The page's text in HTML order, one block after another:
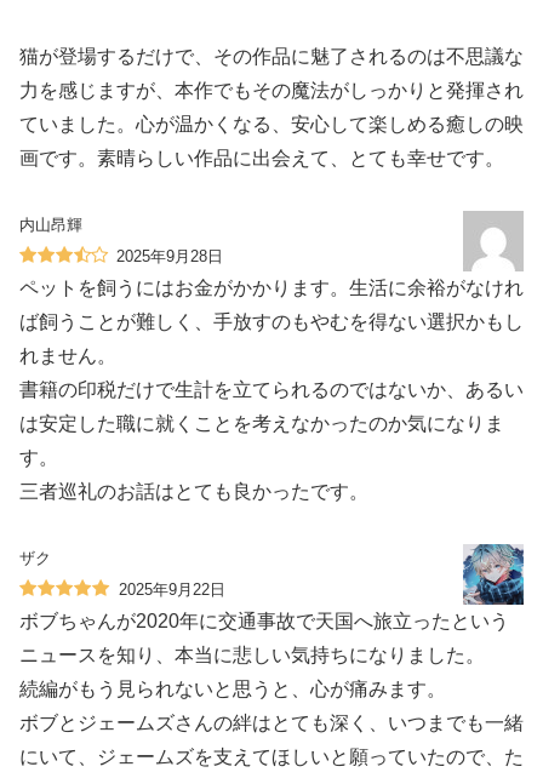
猫が登場するだけで、その作品に魅了されるのは不思議な
力を感じますが、本作でもその魔法がしっかりと発揮され
ていました。心が温かくなる、安心して楽しめる癒しの映
画です。素晴らしい作品に出会えて、とても幸せです。
内山昂輝
2025年9月28日
ペットを飼うにはお金がかかります。生活に余裕がなけれ
ば飼うことが難しく、手放すのもやむを得ない選択かもし
れません。
書籍の印税だけで生計を立てられるのではないか、あるい
は安定した職に就くことを考えなかったのか気になりま
す。
三者巡礼のお話はとても良かったです。
ザク
2025年9月22日
ボブちゃんが2020年に交通事故で天国へ旅立ったという
ニュースを知り、本当に悲しい気持ちになりました。
続編がもう見られないと思うと、心が痛みます。
ボブとジェームズさんの絆はとても深く、いつまでも一緒
にいて、ジェームズを支えてほしいと願っていたので、た